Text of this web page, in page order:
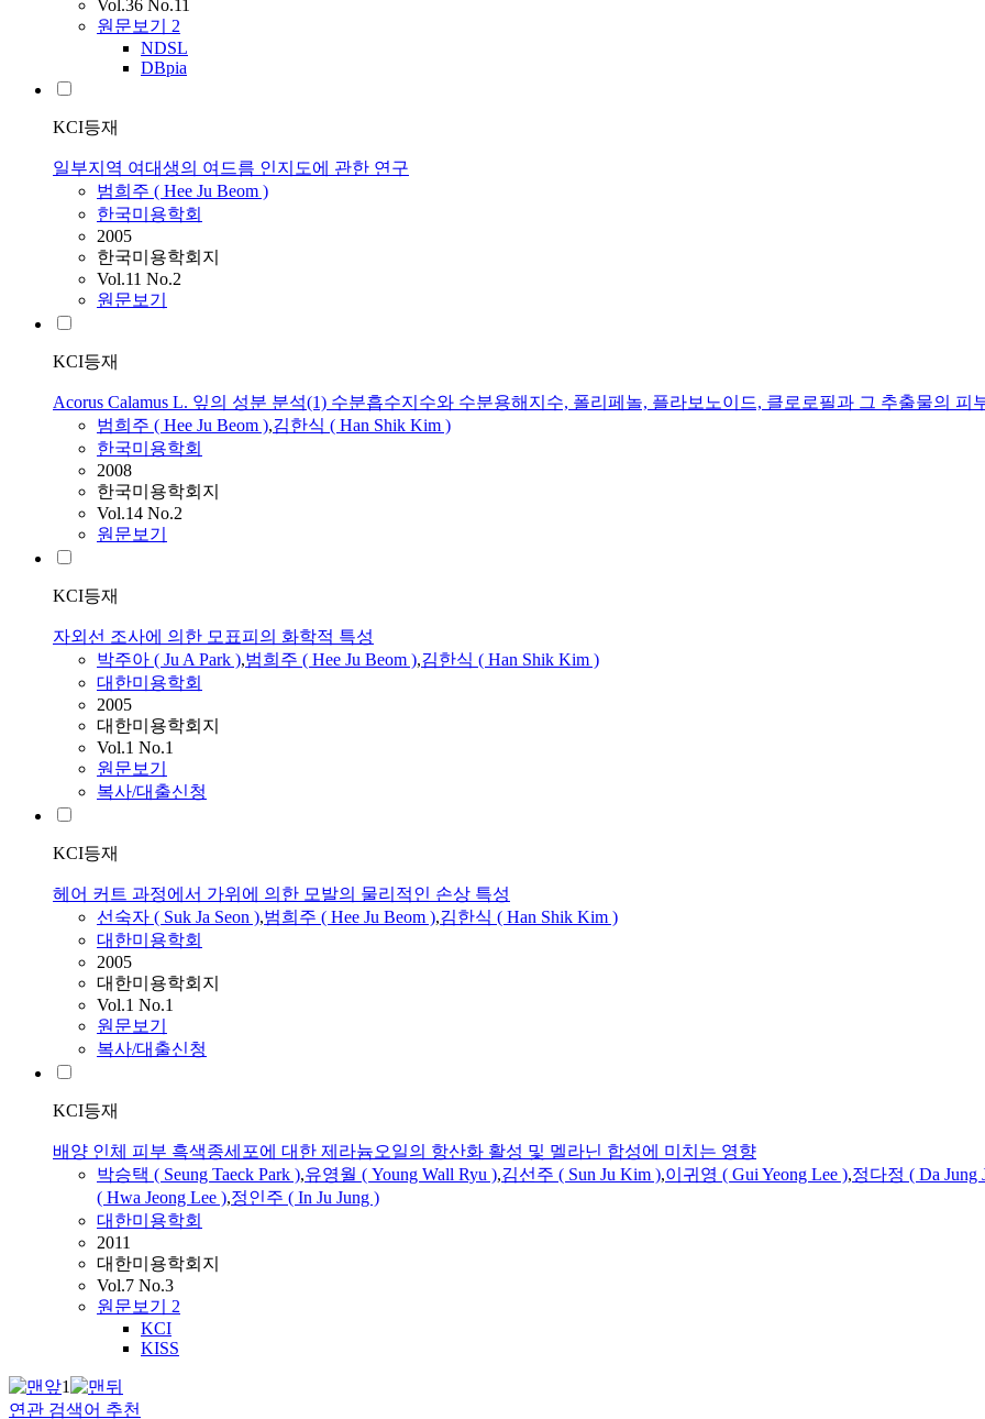
Vol.36 No.11
원문보기 2
NDSL
DBpia
KCI등재
일부지역 여대생의 여드름 인지도에 관한 연구
범희주 ( Hee Ju Beom )
한국미용학회
2005
한국미용학회지
Vol.11 No.2
원문보기
KCI등재
Acorus Calamus L. 잎의 성분 분석(1) 수분흡수지수와 수분용해지수, 폴리페놀, 플라보노이드, 클로로필과 그 추출물의 피
범희주 ( Hee Ju Beom ),김한식 ( Han Shik Kim )
한국미용학회
2008
한국미용학회지
Vol.14 No.2
원문보기
KCI등재
자외선 조사에 의한 모표피의 화학적 특성
박주아 ( JuA Park ),범희주 ( Hee Ju Beom ),김한식 ( Han Shik Kim )
대한미용학회
2005
대한미용학회지
Vol.1 No.1
원문보기
복사/대출신청
KCI등재
헤어 커트 과정에서 가위에 의한 모발의 물리적인 손상 특성
선숙자 ( Suk Ja Seon ),범희주 ( Hee Ju Beom ),김한식 ( Han Shik Kim )
대한미용학회
2005
대한미용학회지
Vol.1 No.1
원문보기
복사/대출신청
KCI등재
배양 인체 피부 흑색종세포에 대한 제라늄오일의 항산화 활성 및 멜라닌 합성에 미치는 영향
박승택 ( Seung Taeck Park ),유영월 ( Young Wall Ryu ),김선주 ( Sun Ju Kim ),이귀영 ( Gui Yeong Lee ),정다정 ( Da Jung
( Hwa Jeong Lee ),정인주 ( In Ju Jung )
대한미용학회
2011
대한미용학회지
Vol.7 No.3
원문보기 2
KCI
KISS
1
연관 검색어 추천